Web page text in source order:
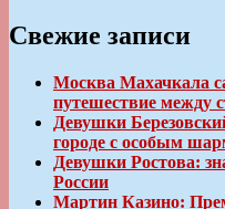
Свежие записи
Москва Махачкала
путешествие между
Девушки
городе с особым
Девушки Ростова:
России
Мартин Казино: